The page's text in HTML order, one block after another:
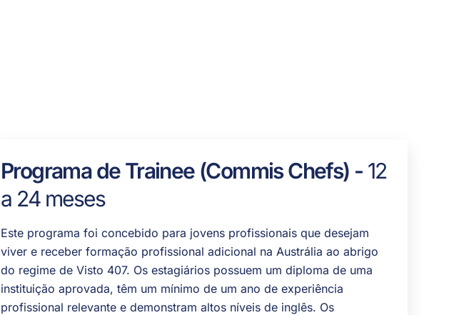
Programa de Trainee (Commis Chefs) - 12
a 24 meses
Este programa foi concebido para jovens profissionais que desejam
viver e receber formação profissional adicional na Austrália ao abrigo
do regime de Visto 407. Os estagiários possuem um diploma de uma
instituição aprovada, têm um mínimo de um ano de experiência
profissional relevante e demonstram altos níveis de inglês. Os